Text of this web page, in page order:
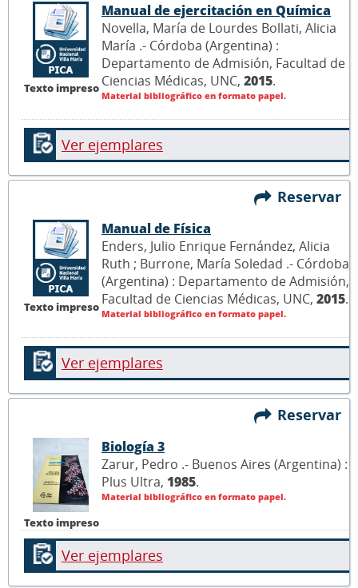
Texto impreso
Manual de ejercitación en Química
Novella, María de Lourdes Bollati, Alicia
María .- Córdoba (Argentina) :
Departamento de Admisión, Facultad de
Ciencias Médicas, UNC, 2015.
Material bibliográfico en formato papel.
Ver ejemplares
Reservar
Texto impreso
Manual de Física
Enders, Julio Enrique Fernández, Alicia
Ruth ; Burrone, María Soledad .- Córdoba
(Argentina) : Departamento de Admisión,
Facultad de Ciencias Médicas, UNC, 2015.
Material bibliográfico en formato papel.
Ver ejemplares
Reservar
Texto impreso
Biología 3
Zarur, Pedro .- Buenos Aires (Argentina) :
Plus Ultra, 1985.
Material bibliográfico en formato papel.
Ver ejemplares